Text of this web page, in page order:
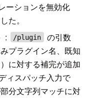
ーションを無効化
た。
: /plugin
の引数
プラグイン名、既知
に対する補完が追加
ィスパッチ入力で
分文字列マッチに対